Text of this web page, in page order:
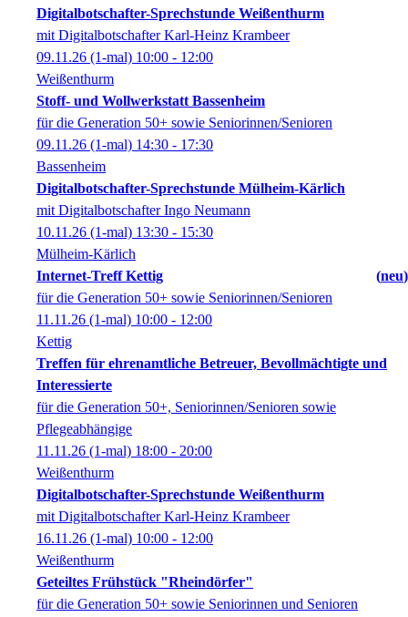
Digitalbotschafter-Sprechstunde Weißenthurm
mit Digitalbotschafter Karl-Heinz Krambeer
09.11.26 (1-mal) 10:00 - 12:00
Weißenthurm
Stoff- und Wollwerkstatt Bassenheim
für die Generation 50+ sowie Seniorinnen/Senioren
09.11.26 (1-mal) 14:30 - 17:30
Bassenheim
Digitalbotschafter-Sprechstunde Mülheim-Kärlich
mit Digitalbotschafter Ingo Neumann
10.11.26 (1-mal) 13:30 - 15:30
Mülheim-Kärlich
Internet-Treff Kettig
neu
für die Generation 50+ sowie Seniorinnen/Senioren
11.11.26 (1-mal) 10:00 - 12:00
Kettig
Treffen für ehrenamtliche Betreuer, Bevollmächtigte und
Interessierte
für die Generation 50+, Seniorinnen/Senioren sowie
Pflegeabhängige
11.11.26 (1-mal) 18:00 - 20:00
Weißenthurm
Digitalbotschafter-Sprechstunde Weißenthurm
mit Digitalbotschafter Karl-Heinz Krambeer
16.11.26 (1-mal) 10:00 - 12:00
Weißenthurm
Geteiltes Frühstück "Rheindörfer"
für die Generation 50+ sowie Seniorinnen und Senioren